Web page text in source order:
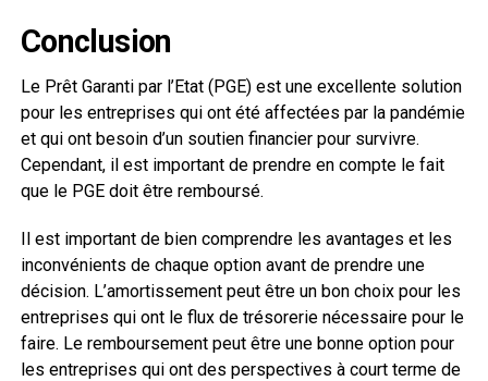
Conclusion
Le Prêt Garanti par l’Etat (PGE) est une excellente solution
pour les entreprises qui ont été affectées par la pandémie
et qui ont besoin d’un soutien financier pour survivre.
Cependant, il est important de prendre en compte le fait
que le PGE doit être remboursé.
Il est important de bien comprendre les avantages et les
inconvénients de chaque option avant de prendre une
décision. L’amortissement peut être un bon choix pour les
entreprises qui ont le flux de trésorerie nécessaire pour le
faire. Le remboursement peut être une bonne option pour
les entreprises qui ont des perspectives à court terme de